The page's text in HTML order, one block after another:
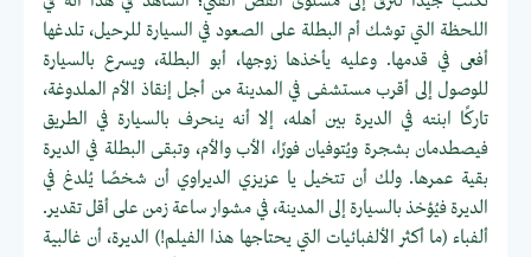
اللحظة التي توشك أم البطلة على الصعود في السيارة للرحيل، تلدغها
أفعى في قدمها. وعليه يأخذها زوجها، أبو البطلة، ويسرع بالسيارة
للوصول إلى أقرب مستشفى في المدينة من أجل إنقاذ الأم الملدوغة،
تاركًا ابنته في الديرة بين أهله، إلا أنه ينحرف بالسيارة في الطريق
فيصطدمان بشجرة ويُتوفيان فورًا، الأب والأم، وتبقى البطلة في الديرة
بقية عمرها. ولك أن تتخيل يا عزيزي الديراوي أن شخصًا يُلدغ في
الديرة فيُؤخذ بالسيارة إلى المدينة، في مشوار ساعة زمن على أقل تقدير.
ألفباء (ما أكثر الألفبائيات التي يحتاجها هذا الفيلم!) الديرة، أن غالبية